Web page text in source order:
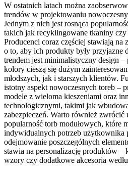
W ostatnich latach można
trendów w projektowaniu
Jednym z nich jest rosnąca
takich jak recyklingowane tkaniny czy
Producenci coraz częściej stawiają
o to, aby ich produkty były przyjazne
trendem jest minimalistyczny design
kolory cieszą się dużym
młodszych, jak i starszych klientów.
istotny aspekt nowoczesnych toreb –
modele z wieloma kieszeniami oraz
technologicznymi, takimi jak
zabezpieczeń. Warto również zwrócić
popularność torb modułowych, które
indywidualnych potrzeb użytkownika
odejmowanie poszczególnych
stawia na personalizację produktów
wzory czy dodatkowe akcesoria